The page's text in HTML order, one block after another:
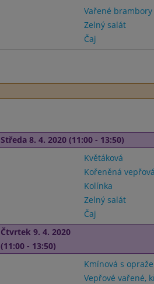
Vařené
Zelný salát
Čaj
Středa 8. 4. 2020 (11:00 - 13:50)
Květáková
Kořeněná
Kolínka
Zelný salát
Čaj
Čtvrtek 9. 4. 2020
(11:00 - 13:50)
Kmínová s
Vepřové vařené,